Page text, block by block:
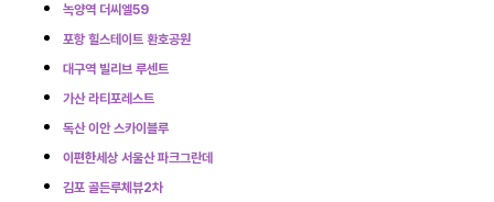
녹양역 더씨엘59
포항 힐스테이트 환호공원
대구역 빌리브 루센트
가산 라티포레스트
독산 이안 스카이블루
이편한세상 서울산 파크그란데
김포 골든루체뷰2차